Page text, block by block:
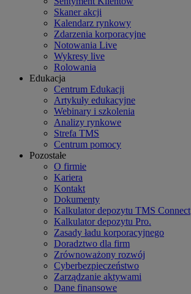
Skaner akcji
Kalendarz rynkowy
Zdarzenia korporacyjne
Notowania Live
Wykresy live
Rolowania
Edukacja
Centrum Edukacji
Artykuły edukacyjne
Webinary i szkolenia
Analizy rynkowe
Strefa TMS
Centrum pomocy
Pozostałe
O firmie
Kariera
Kontakt
Dokumenty
Kalkulator depozytu TMS Connect
Kalkulator depozytu Pro.
Zasady ładu korporacyjnego
Doradztwo dla firm
Zrównoważony rozwój
Cyberbezpieczeństwo
Zarządzanie aktywami
Dane finansowe